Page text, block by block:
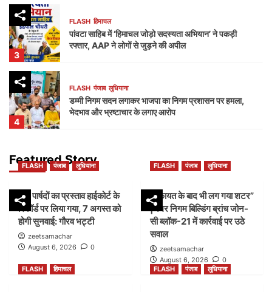
3
FLASH हिमाचल
पांवटा साहिब में ‘हिमाचल जोड़ो सदस्यता अभियान’ ने पकड़ी
रफ्तार, AAP ने लोगों से जुड़ने की अपील
4
FLASH पंजाब लुधियाना
डम्मी निगम सदन लगाकर भाजपा का निगम प्रशासन पर हमला,
भेदभाव और भ्रष्टाचार के लगाए आरोप
5
FLASH
नक्शा भी आया सामने” | ब्लॉक-37 में 2000 गज की कथित
FLASH पंजाब
45 पार्षदों का प्रस्ताव हाईकोर्ट के रिकॉर्ड पर लिया गया, 7
अगस्त को होगी सुनवाई: गौरव भट्टी
Featured Story
FLASH पंजाब लुधियाना
45 पार्षदों का प्रस्ताव हाईकोर्ट के
रिकॉर्ड पर लिया गया, 7 अगस्त को
होगी सुनवाई: गौरव भट्टी
zeetsamachar
August 6, 2026
0
FLASH पंजाब लुधियाना
शिकायत के बाद भी लग गया शटर”
|नगर निगम बिल्डिंग ब्रांच जोन-
सी ब्लॉक-21 में कार्रवाई पर उठे
सवाल
zeetsamachar
August 6, 2026
0
FLASH
हिमाचल FLASH पंजाब लुधियाना